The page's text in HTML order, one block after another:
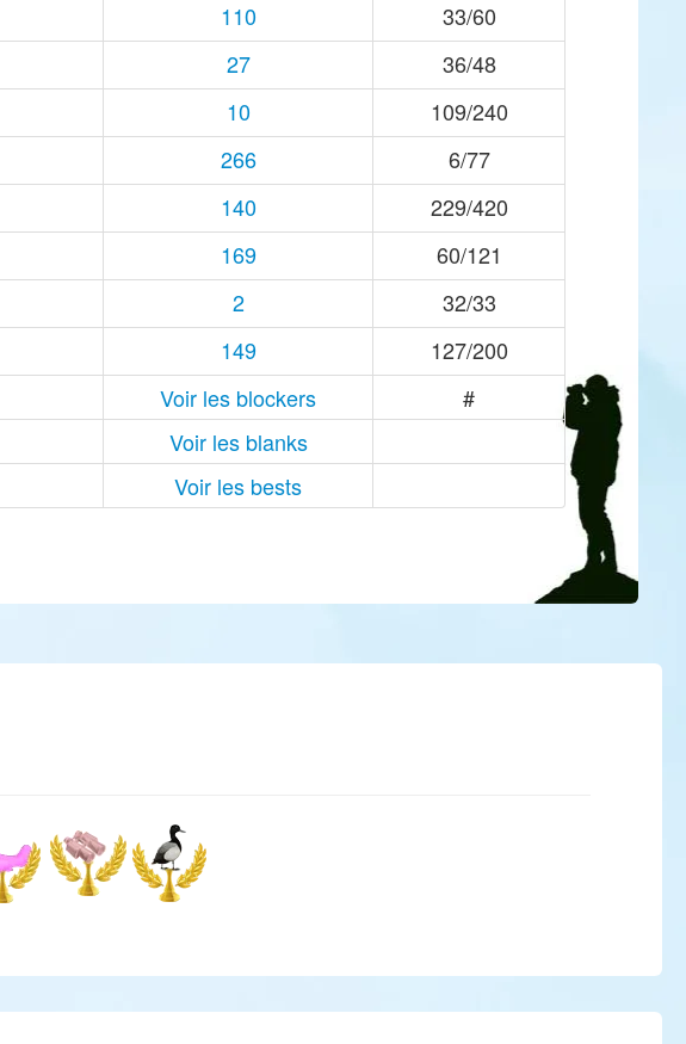
110
33/60
27
36/48
10
109/240
266
6/77
140
229/420
169
60/121
2
32/33
149
127/200
Voir les blockers
#
Voir les blanks
Voir les bests